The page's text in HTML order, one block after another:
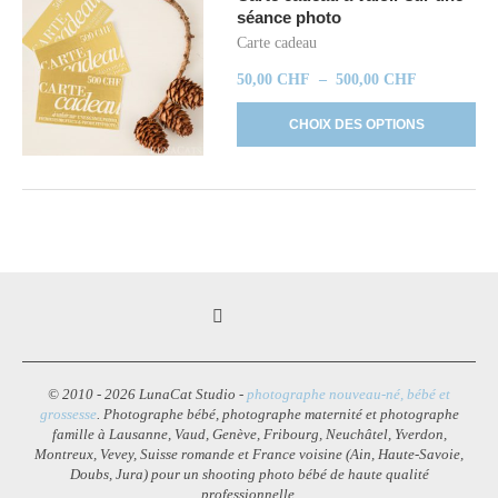
séance photo
Carte cadeau
50,00CHF – 500,00CHF
CHOIX DES OPTIONS
© 2010 - 2026 LunaCat Studio - photographe nouveau-né, bébé et
grossesse. Photographe bébé, photographe maternité et photographe
famille à Lausanne, Vaud, Genève, Fribourg, Neuchâtel, Yverdon,
Montreux, Vevey, Suisse romande et France voisine (Ain, Haute-Savoie,
Doubs, Jura) pour un shooting photo bébé de haute qualité
professionnelle.